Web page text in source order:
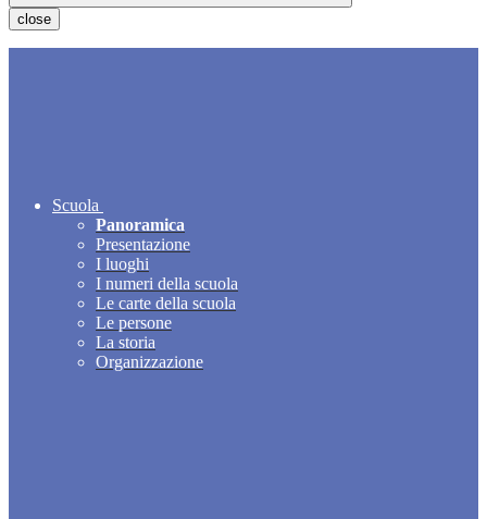
close
Scuola
Panoramica
Presentazione
I luoghi
I numeri della scuola
Le carte della scuola
Le persone
La storia
Organizzazione